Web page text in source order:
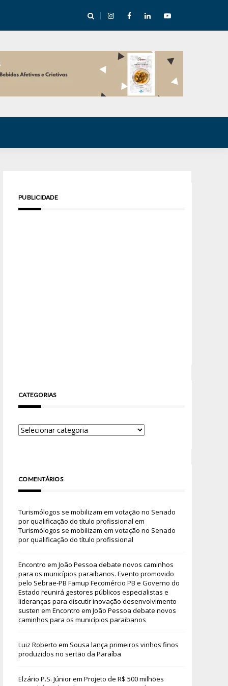
abre mentoria de storytelling com 10 vagas
PUBLICIDADE
CATEGORIAS
COMENTÁRIOS
Turismólogos se mobilizam em votação no Senado
por qualificação do título profissional em
Turismólogos se mobilizam em votação no Senado
por qualificação do título profissional
Encontro em João Pessoa debate novos caminhos
para os municípios paraibanos. Evento promovido
pelo Sebrae-PB Famup Fecomércio PB e Governo do
Estado reunirá gestores públicos especialistas e
lideranças para discutir inovação desenvolvimento
susten em Encontro em João Pessoa debate novos
caminhos para os municípios paraibanos
Luiz Roberto em Sousa lança primeiros vinhos finos
produzidos no sertão da Paraíba
Elzário P.S. Júniorem Projeto de R$ 500 milhões